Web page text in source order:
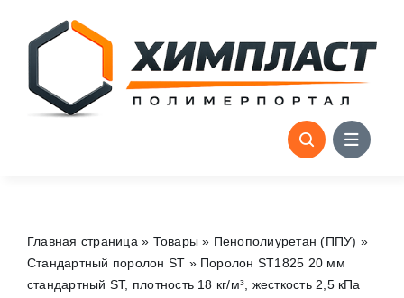
content
Главная страница » Товары » Пенополиуретан (ППУ) »
Стандартный поролон ST » Поролон ST1825 20 мм
стандартный ST, плотность 18 кг/м³, жесткость 2,5 кПа